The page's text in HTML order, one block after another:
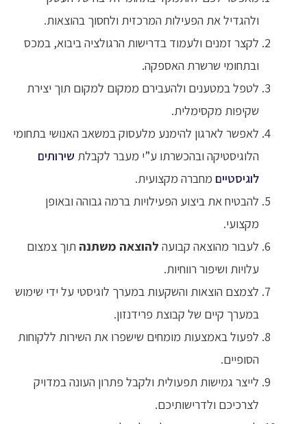
ולהגדיל את הפעילות המרכזית ולחסוך בהוצאות.
לקצר זמנים ולעמוד בדרישות הרגולציה ביבוא, במכס
ובתחומי שרשרת האספקה.
לטפל במטענים ולהעבירם ממקום למקום תוך יצירת
שקיפות מקסימלית.
לאפשר לארגון להימנע מלעסוק במשאב האנושי בתחומי
הלוגיסטיקה ובהכשרתו ע”י מעבר לקבלת שירותים
לוגיסטיים מחברה מקצועית.
להבטיח את ביצוע הפעילויות ברמה גבוהה ובאופן
מקצועי.
לעבור מהוצאה קבועה להוצאה משתנה תוך צמצום
עלויות ושיפור רווחיות.
לצמצם הוצאות והשקעות במערך לוגיסטי על ידי שימוש
במערך קיים של קבוצת פרידנזון.
לפעול באמצעות מומחים שישפרו את השירות ללקוחות
הסופיים.
לייצר גמישות תפעולית ולקבל פתרון העונה במדויק
לצרכיכם ולדרישותיכם.